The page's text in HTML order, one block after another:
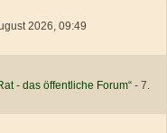
2026, 09:49
- das öffentliche Forum“ - 7.